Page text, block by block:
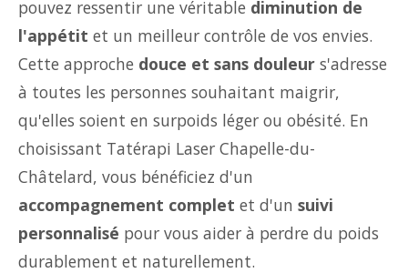
pouvez ressentir une véritable diminution de
l'appétit et un meilleur contrôle de vos envies.
Cette approche douce et sans douleur s'adresse
à toutes les personnes souhaitant maigrir,
qu'elles soient en surpoids léger ou obésité. En
choisissant Tatérapi Laser Chapelle-du-
Châtelard, vous bénéficiez d'un
accompagnement complet et d'un suivi
personnalisé pour vous aider à perdre du poids
durablement et naturellement.